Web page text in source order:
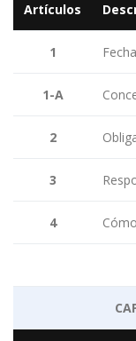
Artículos
1
1-A
2
3
4